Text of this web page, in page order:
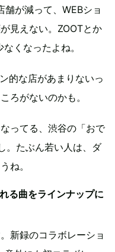
舗が減って、WEBショ
見えない。ZOOTとか
くなったよね。
的な店があまりないっ
ろがないのかも。
ってる、渋谷の「おで
。たぶん若い人は、ダ
ね。
る曲をラインナップに
新録のコラボレーショ